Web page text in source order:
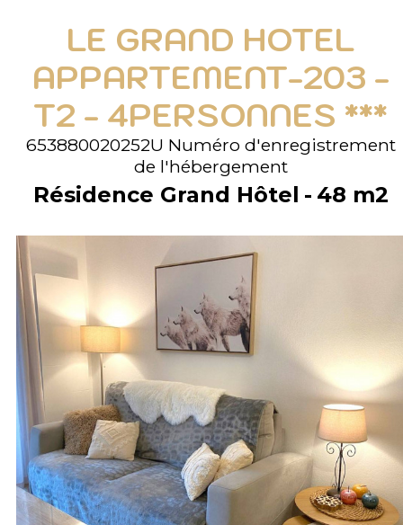
LE GRAND HOTEL
APPARTEMENT-203 -
T2 - 4PERSONNES ***
653880020252U Numéro d'enregistrement
de l'hébergement
Résidence Grand Hôtel 48 m2